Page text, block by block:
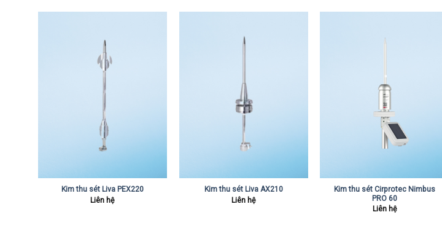
Kim thu sét Liva PEX220
Liên hệ
Kim thu sét Liva AX210
Liên hệ
Kim thu sét Cirprotec Nimbus
PRO 60
Liên hệ